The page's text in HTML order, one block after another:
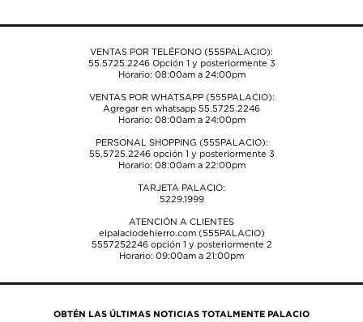
VENTAS POR TELÉFONO (555PALACIO):
55.5725.2246Opción 1 y posteriormente 3
Horario: 08:00am a 24:00pm
VENTAS POR WHATSAPP (555PALACIO):
Agregar en whatsapp 55.5725.2246
Horario: 08:00am a 24:00pm
PERSONAL SHOPPING (555PALACIO):
55.5725.2246opción 1 y posteriormente 3
Horario: 08:00am a 22:00pm
TARJETA PALACIO:
5229.1999
ATENCIÓN A CLIENTES
elpalaciodehierro.com (555PALACIO)
5557252246opción 1 y posteriormente 2
Horario: 09:00am a 21:00pm
OBTÉN LAS ÚLTIMAS NOTICIAS TOTALMENTE PALACIO